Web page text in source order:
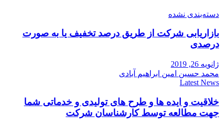
دسته‌بندی نشده
بازاریابی شرکت از طریق درصد تخفیف یا به صورت
درصدی
ژانویه 26, 2019
محمد حسین امین ابراهیم آبادی
Latest News
خلاقیت و ایده ها و طرح های تولیدی و خدماتی شما
جهت مطالعه توسط کارشناسان شرکت